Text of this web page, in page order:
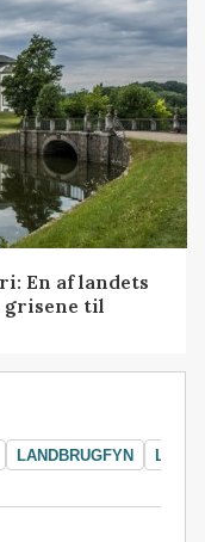
En af landets
grisene til
LANDBRUGFYN